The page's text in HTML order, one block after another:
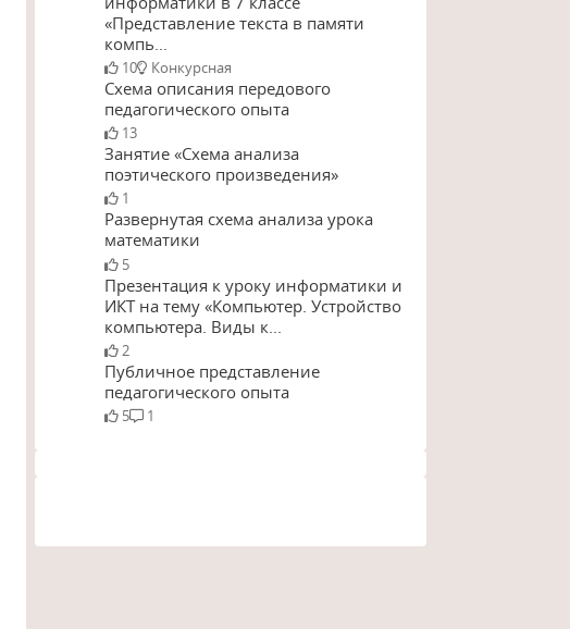
«Представление текста в памяти
компь...
10 Конкурсная
Схема описания передового
педагогического опыта
13
Занятие «Схема анализа
поэтического произведения»
1
Развернутая схема анализа урока
математики
5
Презентация к уроку информатики и
ИКТ на тему «Компьютер. Устройство
компьютера. Виды к...
2
Публичное представление
педагогического опыта
5 1